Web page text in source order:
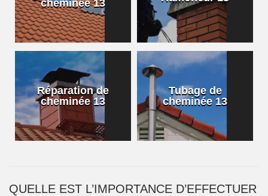
cheminée 13
Réparation de
cheminée 13
Tubage de
cheminée 13
QUELLE EST L’IMPORTANCE D’EFFECTUER